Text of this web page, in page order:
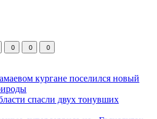
0 0 0
кургане поселился новый
спасли двух тонувших